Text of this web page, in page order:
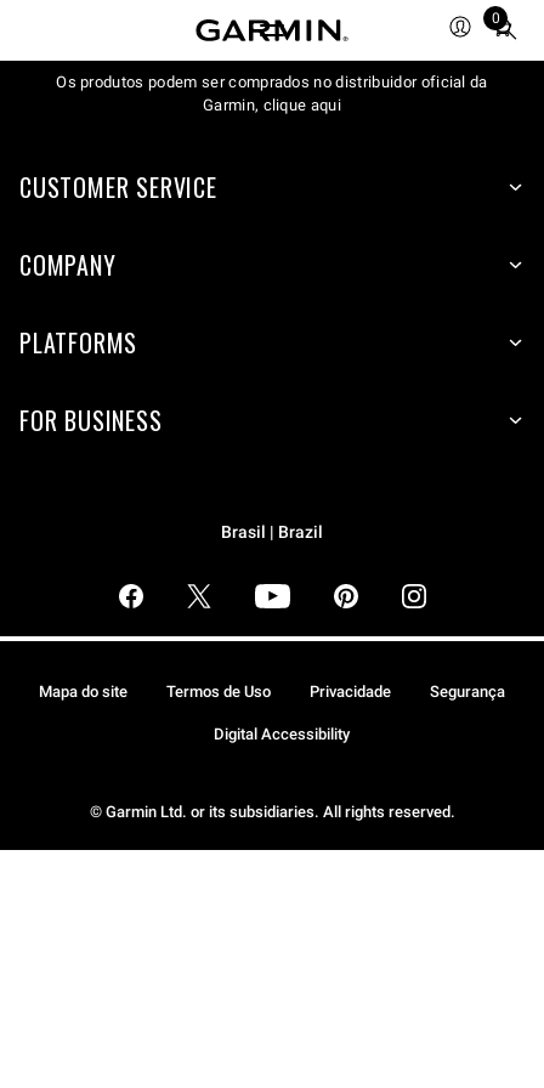
0
Total
items
in
Os produtos podem ser comprados no distribuidor oficial da
Garmin, clique aqui
CUSTOMER SERVICE
COMPANY
PLATFORMS
FOR BUSINESS
Brasil | Brazil
© Garmin Ltd. or its subsidiaries. All rights reserved.
Mapa do site Termos de Uso Privacidade Segurança
Digital Accessibility